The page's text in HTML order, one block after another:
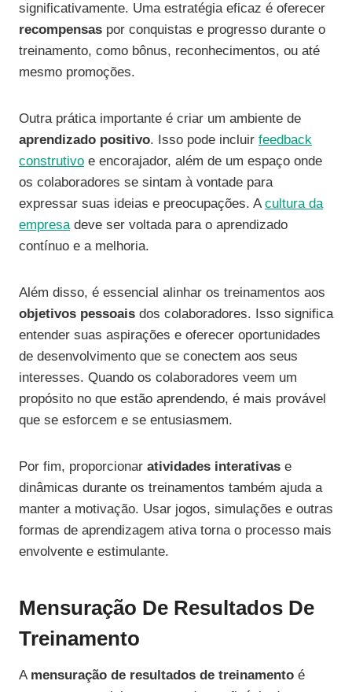
significativamente. Uma estratégia eficaz é oferecer
recompensas por conquistas e progresso durante o
treinamento, como bônus, reconhecimentos, ou até
mesmo promoções.
Outra prática importante é criar um ambiente de
aprendizado positivo. Isso pode incluir feedback
construtivo e encorajador, além de um espaço onde
os colaboradores se sintam à vontade para
expressar suas ideias e preocupações. Acultura da
empresadeve ser voltada para o aprendizado
contínuo e a melhoria.
Além disso, é essencial alinhar os treinamentos aos
objetivos pessoais dos colaboradores. Isso significa
entender suas aspirações e oferecer oportunidades
de desenvolvimento que se conectem aos seus
interesses. Quando os colaboradores veem um
propósito no que estão aprendendo, é mais provável
que se esforcem e se entusiasmem.
Por fim, proporcionar atividades interativas e
dinâmicas durante os treinamentos também ajuda a
manter a motivação. Usar jogos, simulações e outras
formas de aprendizagem ativa torna o processo mais
envolvente e estimulante.
Mensuração De Resultados De
Treinamento
A mensuração de resultados de treinamento é